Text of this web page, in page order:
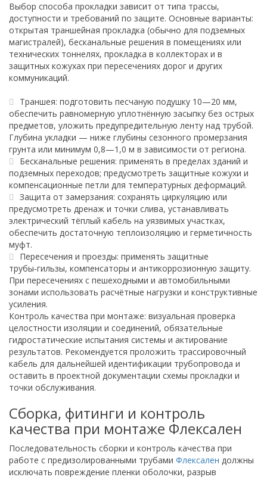
Выбор способа прокладки зависит от типа трассы,
доступности и требований по защите. Основные варианты:
открытая траншейная прокладка (обычно для подземных
магистралей), бесканальные решения в помещениях или
технических тоннелях, прокладка в коллекторах и в
защитных кожухах при пересечениях дорог и других
коммуникаций.
Траншея: подготовить песчаную подушку 10—20 мм,
обеспечить равномерную уплотнённую засыпку без острых
предметов, уложить предупредительную ленту над трубой.
Глубина укладки — ниже глубины сезонного промерзания
грунта или минимум 0,8—1,0 м в зависимости от региона.
Бесканальные решения: применять в пределах зданий и
подземных переходов; предусмотреть защитные кожухи и
компенсационные петли для температурных деформаций.
Защита от замерзания: сохранять циркуляцию или
предусмотреть дренаж и точки слива, устанавливать
электрический тёплый кабель на уязвимых участках,
обеспечить достаточную теплоизоляцию и герметичность
муфт.
Пересечения и проезды: применять защитные
трубы‑гильзы, компенсаторы и антикоррозионную защиту.
При пересечениях с пешеходными и автомобильными
зонами использовать расчётные нагрузки и конструктивные
усиления.
Контроль качества при монтаже: визуальная проверка
целостности изоляции и соединений, обязательные
гидростатические испытания системы и актирование
результатов. Рекомендуется проложить трассировочный
кабель для дальнейшей идентификации трубопровода и
оставить в проектной документации схемы прокладки и
точки обслуживания.
Сборка, фитинги и контроль
качества при монтаже Флексален
Последовательность сборки и контроль качества при
работе с предизолированными трубами Флексален должны
исключать повреждение пленки оболочки, разрыв